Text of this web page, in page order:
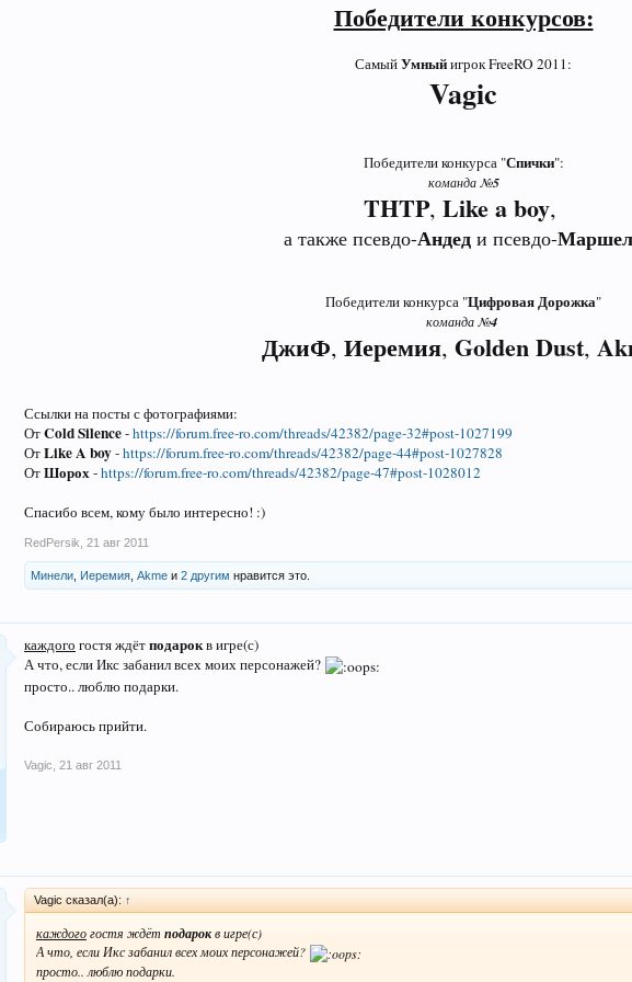
Победители конкурсов:
СамыйУмныйигрок FreeRO 2011:​
Vagic
Победители конкурса "Спички":​
команда №5
THTP, Like aboy,
а также псевдо-Андеди псевдо-
Победители конкурса "Цифровая Дорожка"​
команда №4
ДжиФ, Иеремия, GoldenDust,
Ссылки на посты с фотографиями:
ОтCold Silence-https://forum.free-ro.com/threads/42382/page-32#post-1027199
ОтLike A boy-https://forum.free-ro.com/threads/42382/page-44#post-1027828
ОтШорох-https://forum.free-ro.com/threads/42382/page-47#post-1028012
Спасибо всем, кому было интересно! :)
RedPersik 21 авг 2011
Минели Иеремия Akme и 2 другим нравится это.
каждого гостя ждётподарокв игре(с)
А что, если Икс забанил всех моих персонажей?
просто.. люблю подарки.
Собираюсь прийти.
Vagic 21 авг 2011
Vagic сказал(а): ↑
каждогогостя ждёт подарокв игре(с)
А что, если Икс забанил всех моих персонажей?
просто.. люблю подарки.